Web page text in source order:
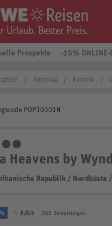
Prospekte -15% ONLINE-
Amerika Karibik
POP10301N
Heavens by
Republik / Nordküste /
5,0/6 286 Bewertungen